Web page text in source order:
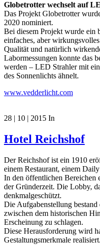
Globetrotter wechselt auf
Das Projekt Globetrotter
2020 nominiert.
Bei diesem Projekt wurde ein
einfaches, aber
Qualität und natürlich
Labormessungen konnte das
werden – LED Strahler mit
des Sonnenlichts ähnelt.
www.vedderlicht.com
28 | 10 | 2015 In
Hotel Reichshof
Der Reichshof ist ein 1910
einem Restaurant, einem
In den öffentlichen Bereichen
der Gründerzeit. Die Lobby,
denkmalgeschützt.
Die Aufgabenstellung bestand
zwischen dem historischen
Erscheinung zu schlagen.
Diese Herausforderung wird
Gestaltungsmerkmale realisiert.